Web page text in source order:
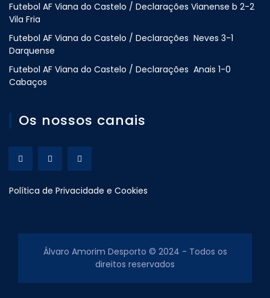
Futebol AF Viana do Castelo / Declarações Vianense b 2-2
Vila Fria
Futebol AF Viana do Castelo / Declarações Neves 3-1
Darquense
Futebol AF Viana do Castelo / Declarações Anais 1-0
Cabaços
Os nossos canais
Política de Privacidade e Cookies
Álvaro Amorim Desporto © 2024 - Todos os
direitos reservados